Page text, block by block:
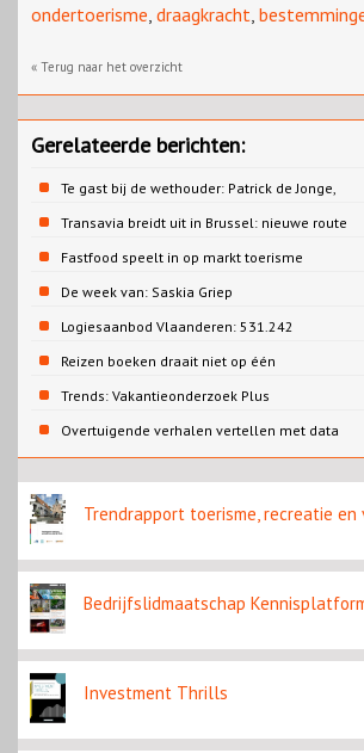
ondertoerisme draagkracht
« Terug naar het overzicht
Gerelateerde berichten:
Te gast bij de wethouder: Patrick de Jonge,
Gemeente Emmen
Transavia breidt uit in Brussel: nieuwe route
naar Porto
Fastfood speelt in op markt toerisme
De week van: Saskia Griep
Logiesaanbod Vlaanderen: 531.242
slaapplaatsen
Reizen boeken draait niet op één
contentbron
Trends: Vakantieonderzoek Plus
Overtuigende verhalen vertellen met data
Trendrapport toerisme, recreatie
Bedrijfslidmaatschap
Investment Thrills